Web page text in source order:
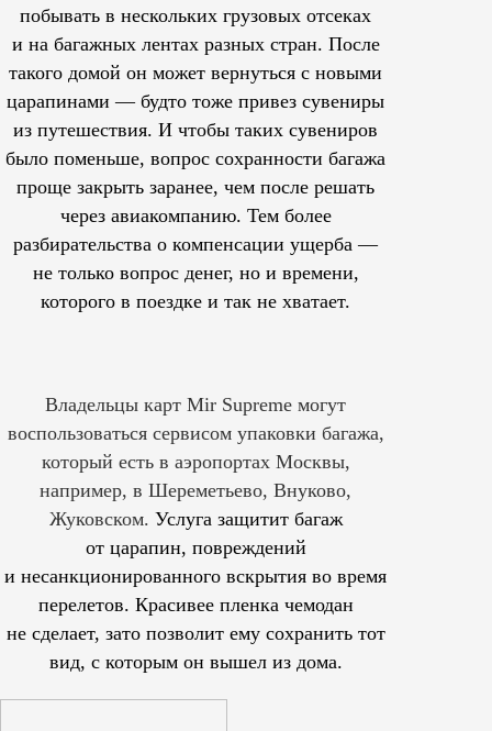
побывать в нескольких грузовых отсеках
и на багажных лентах разных стран. После
такого домой он может вернуться с новыми
царапинами — будто тоже привез сувениры
из путешествия. И чтобы таких сувениров
было поменьше, вопрос сохранности багажа
проще закрыть заранее, чем после решать
через авиакомпанию. Тем более
разбирательства о компенсации ущерба —
не только вопрос денег, но и времени,
которого в поездке и так не хватает.
Владельцы карт Mir Supreme могут
воспользоваться сервисом упаковки багажа,
который есть в аэропортах Москвы,
например, в Шереметьево, Внуково,
Жуковском. Услуга защитит багаж
от царапин, повреждений
и несанкционированного вскрытия во время
перелетов. Красивее пленка чемодан
не сделает, зато позволит ему сохранить тот
вид, с которым он вышел из дома.